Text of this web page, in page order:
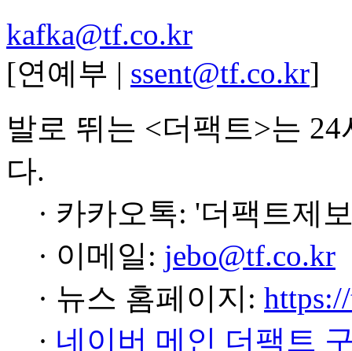
kafka@tf.co.kr
[연예부 | ssent@tf.co.kr]
발로 뛰는 <더팩트>는
다.
· 카카오톡: '더팩트제
· 이메일: jebo@tf.co.kr
· 뉴스 홈페이지:
· 네이버 메인 더팩트